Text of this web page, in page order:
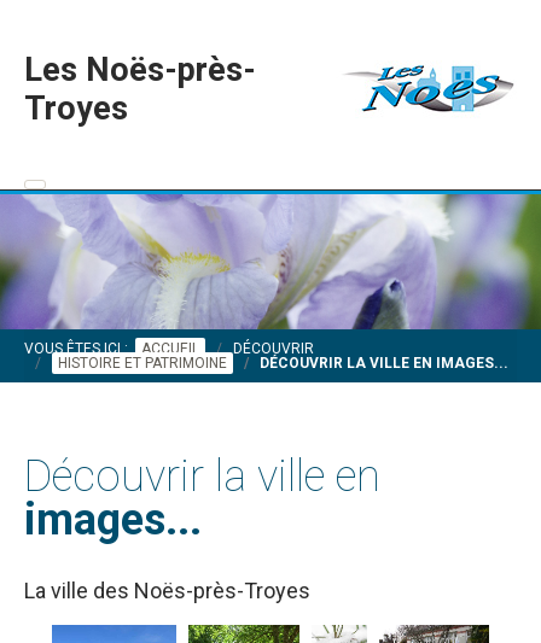
Les Noës-près-
Troyes
VOUS ÊTES ICI : ACCUEIL
DÉCOUVRIR
HISTOIRE ET PATRIMOINE
DÉCOUVRIR LA VILLE EN IMAGES...
Découvrir la ville en
images...
La ville des Noës-près-Troyes